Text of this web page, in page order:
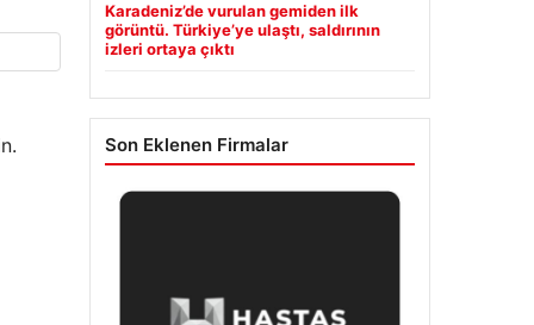
Karadeniz’de vurulan gemiden ilk
görüntü. Türkiye’ye ulaştı, saldırının
izleri ortaya çıktı
Son Eklenen Firmalar